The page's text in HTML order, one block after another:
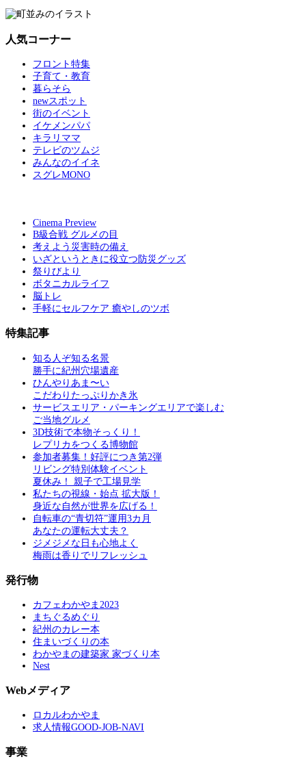
人気コーナー
フロント特集
子育て・教育
暮らそら
newスポット
街のイベント
イケメンパパ
キラリママ
テレビのツムジ
みんなのイイネ
スグレMONO
Cinema Preview
B級合戦 グルメの目
考えよう災害時の備え
いざというときに役立つ防災グッズ
祭りびより
ボタニカルライフ
脳トレ
手軽にセルフケア 癒やしのツボ
特集記事
知る人ぞ知る名景
勝手に紀州穴場遺産
ひんやりあま〜い
こだわりたっぷりかき氷
サービスエリア・パーキングエリアで楽しむ
ご当地グルメ
3D技術で本物そっくり！
レプリカをつくる博物館
参加者募集！好評につき第2弾
リビング特別体験イベント
夏休み！ 親子で工場見学
私たちの視線・始点 拡大版！
身近な自然が世界を広げる！
自転車の“青切符”運用3カ月
あなたの運転大丈夫？
ジメジメな日も心地よく
梅雨は香りでリフレッシュ
発行物
カフェわかやま2023
まちぐるめぐり
紀州のカレー本
住まいづくりの本
わかやまの建築家 家づくり本
Nest
Webメディア
ロカルわかやま
求人情報GOOD-JOB-NAVI
事業